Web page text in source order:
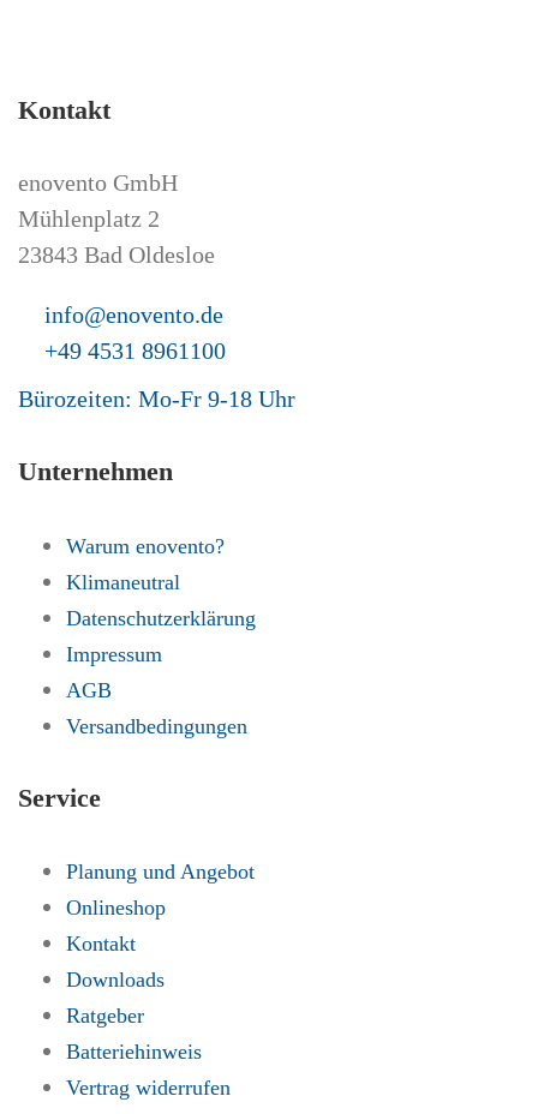
Kontakt
enovento GmbH
Mühlenplatz 2
23843 Bad Oldesloe
info@enovento.de
+49 4531 8961100
Bürozeiten: Mo-Fr 9-18 Uhr
Unternehmen
Warum enovento?
Klimaneutral
Datenschutzerklärung
Impressum
AGB
Versandbedingungen
Service
Planung und Angebot
Onlineshop
Kontakt
Downloads
Ratgeber
Batteriehinweis
Vertrag widerrufen